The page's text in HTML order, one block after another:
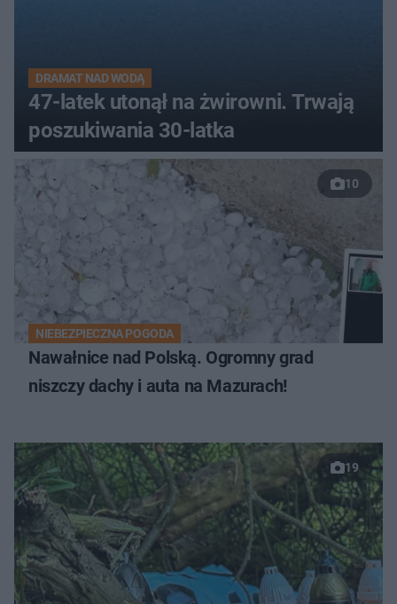
DRAMAT NAD WODĄ
47-latek utonął na żwirowni. Trwają
poszukiwania 30-latka
10
NIEBEZPIECZNA POGODA
Nawałnice nad Polską. Ogromny grad
niszczy dachy i auta na Mazurach!
19